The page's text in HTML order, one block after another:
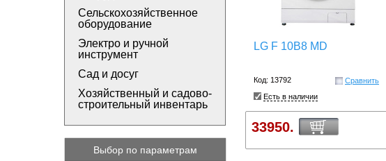
Сельскохозяйственное
оборудование
Электро и ручной
инструмент
Сад и досуг
Хозяйственный и садово-
строительный инвентарь
Выбор по параметрам
LG F 10B8 MD
Код: 13792
Сравнить
Есть в наличии
33950.